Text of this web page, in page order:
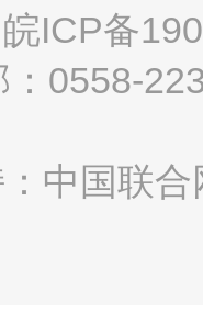
皖ICP备
0558-
中国联